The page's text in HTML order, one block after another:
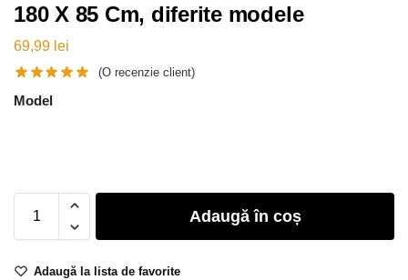
180 X 85 Cm, diferite modele
69,99 lei
(O recenzie client)
Model
Adaugă în coș
Adaugă la lista de favorite